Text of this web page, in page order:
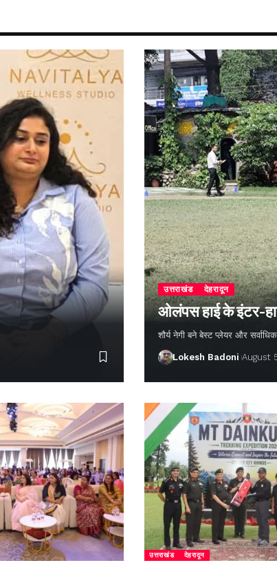
उत्तराखंड देहरादून
ओलंपस हाई के इंटर-
शौर्य नेगी बने बेस्ट प्लेयर और
Lokesh Badoni August
उत्तराखंड देहरादून